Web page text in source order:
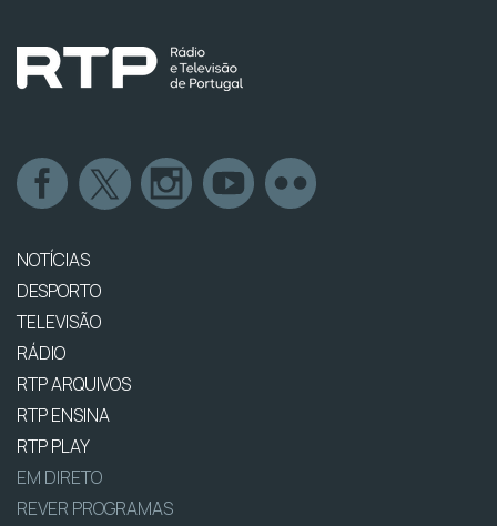
NOTÍCIAS
DESPORTO
TELEVISÃO
RÁDIO
RTP ARQUIVOS
RTP ENSINA
RTP PLAY
EM DIRETO
REVER PROGRAMAS